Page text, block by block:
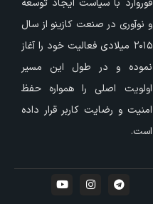
و نوآوری در صنعت کازینو از سال
۲۰۱۵ میلادی فعالیت خود را آغاز
نموده و در طول این مسیر
اولویت اصلی را همواره حفظ
امنیت و رضایت کاربر قرار داده
است.